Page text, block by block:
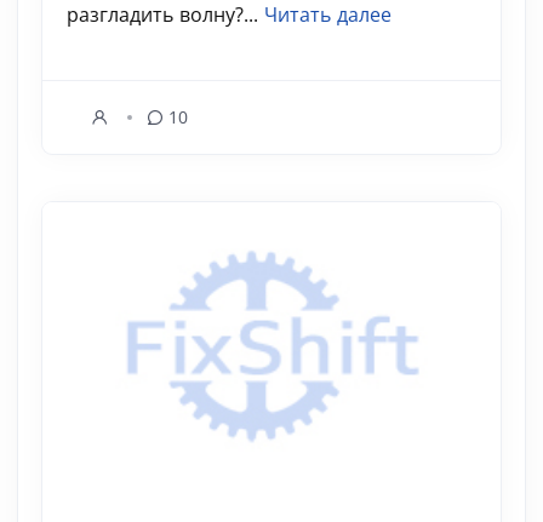
разгладить волну?... Читать далее
10